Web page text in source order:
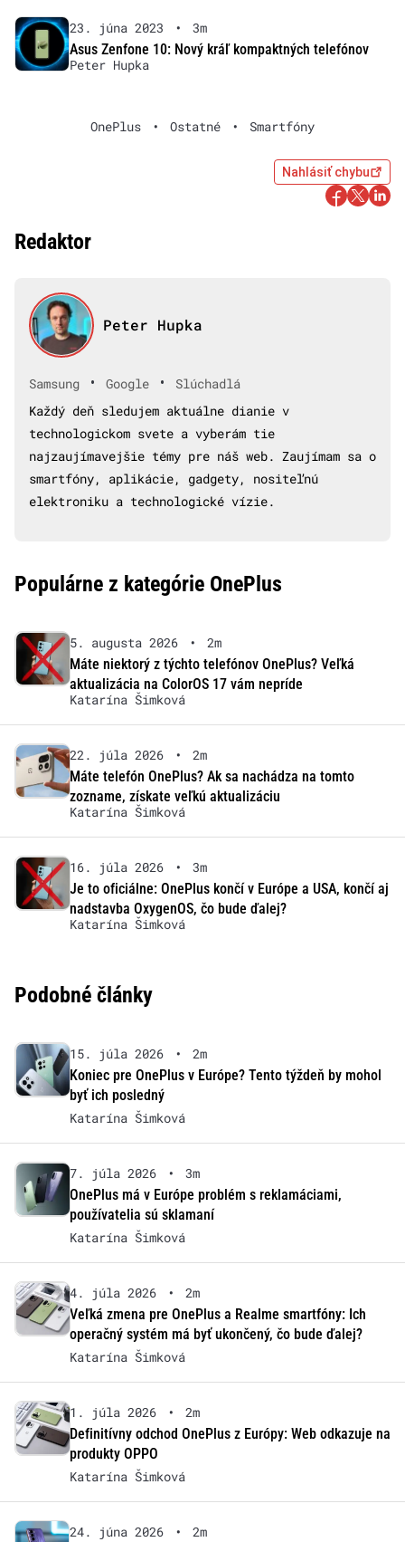
23. júna 2023 •
3m
Asus Zenfone 10: Nový kráľ kompaktných telefónov
Peter Hupka
OnePlus • Ostatné • Smartfóny
Nahlásiť chybu
Redaktor
Peter Hupka
Samsung • Google •
Slúchadlá
Každý deň sledujem aktuálne dianie v
technologickom svete a vyberám tie
najzaujímavejšie témy pre náš web. Zaujímam sa o
smartfóny, aplikácie, gadgety, nositeľnú
elektroniku a technologické vízie.
Populárne z kategórie OnePlus
5. augusta 2026 •
2m
Máte niektorý z týchto telefónov OnePlus? Veľká
aktualizácia na ColorOS 17 vám nepríde
Katarína Šimková
22. júla 2026 •
2m
Máte telefón OnePlus? Ak sa nachádza na tomto
zozname, získate veľkú aktualizáciu
Katarína Šimková
16. júla 2026 •
3m
Je to oficiálne: OnePlus končí v Európe a USA, končí aj
nadstavba OxygenOS, čo bude ďalej?
Katarína Šimková
Podobné články
15. júla 2026 •
2m
Koniec pre OnePlus v Európe? Tento týždeň by mohol
byť ich posledný
Katarína Šimková
7. júla 2026 •
3m
OnePlus má v Európe problém s reklamáciami,
používatelia sú sklamaní
Katarína Šimková
4. júla 2026 •
2m
Veľká zmena pre OnePlus a Realme smartfóny: Ich
operačný systém má byť ukončený, čo bude ďalej?
Katarína Šimková
1. júla 2026 •
2m
Definitívny odchod OnePlus z Európy: Web odkazuje na
produkty OPPO
Katarína Šimková
24. júna 2026 •
2m